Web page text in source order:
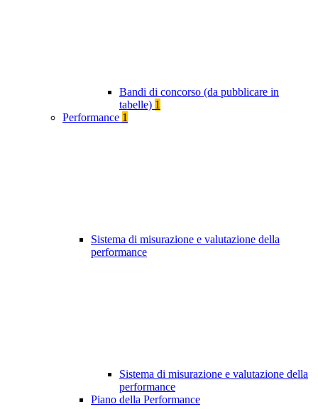
Bandi di concorso (da pubblicare in
tabelle) 1
Performance 1
Sistema di misurazione e valutazione della
performance
Sistema di misurazione e valutazione della
performance
Piano della Performance